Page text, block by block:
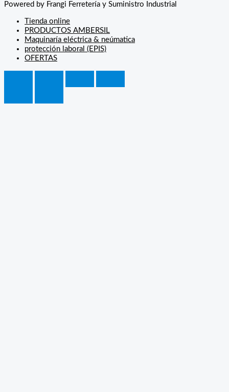
Powered by Frangi Ferretería y Suministro Industrial
Tienda online
PRODUCTOS AMBERSIL
Maquinaría eléctrica & neúmatica
protección laboral (EPIS)
OFERTAS